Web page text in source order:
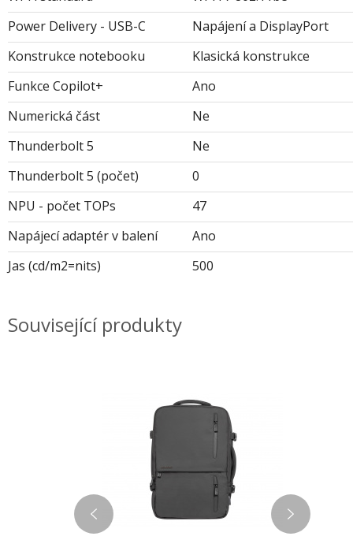
Power Delivery - USB-C
Napájení a DisplayPort
Konstrukce notebooku
Klasická konstrukce
Funkce Copilot+
Ano
Numerická část
Ne
Thunderbolt 5
Ne
Thunderbolt 5 (počet)
0
NPU - počet TOPs
47
Napájecí adaptér v balení
Ano
Jas (cd/m2=nits)
500
Související produkty